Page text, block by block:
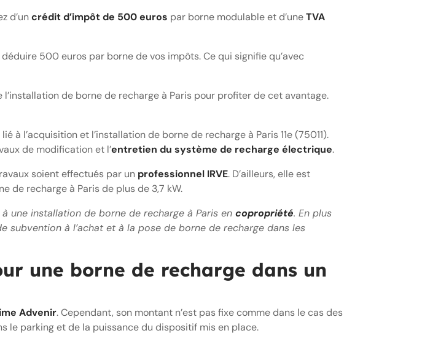
d’uncrédit d’impôt de 500 euros par borne modulable et d’uneTVA
500 euros par borne de vos impôts. Ce qui signifie qu’avec
l’installation de borne de recharge à Paris pour profiter de cet avantage.
l’acquisition et l’installation de borne de recharge à Paris 11e (75011).
de modification et l’entretien du système de recharge électrique.
soient effectués par un professionnel IRVE. D’ailleurs, elle est
de recharge à Paris de plus de 3,7 kW.
une installation de borne de recharge à Paris en copropriété. En plus
à l’achat et à la pose de borne de recharge dans les
une borne de recharge dans un
Advenir. Cependant, son montant n’est pas fixe comme dans le cas des
le parking et de la puissance du dispositif mis en place.